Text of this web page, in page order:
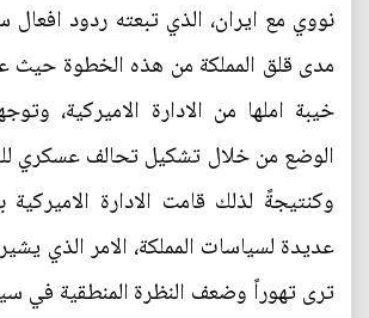
نووي مع ايران، الذي تبعته ردود افعال
مدى قلق المملكة من هذه الخطوة حيث
خيبة املها من الادارة الاميركية،
الوضع من خلال تشكيل تحالف عسكري
وكنتيجةً لذلك قامت الادارة الاميركية
عديدة لسياسات المملكة، الامر الذي
ترى تهوراً وضعف النظرة المنطقية في